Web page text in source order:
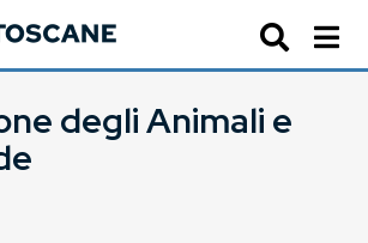
degli Animali e